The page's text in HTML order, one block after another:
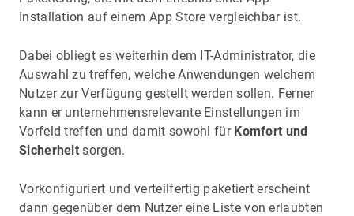
Installation auf einem App Store vergleichbar ist.
Dabei obliegt es weiterhin dem IT-Administrator, die
Auswahl zu treffen, welche Anwendungen welchem
Nutzer zur Verfügung gestellt werden sollen. Ferner
kann er unternehmensrelevante Einstellungen im
Vorfeld treffen und damit sowohl für Komfort und
Sicherheit sorgen.
Vorkonfiguriert und verteilfertig paketiert erscheint
dann gegenüber dem Nutzer eine Liste von erlaubten